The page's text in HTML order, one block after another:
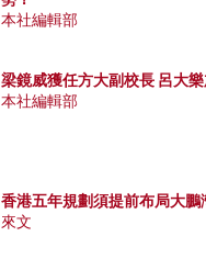
本社編輯部
梁鏡威獲任方大副校長 呂大
本社編輯部
香港五年規劃須提前布局大鵬
來文